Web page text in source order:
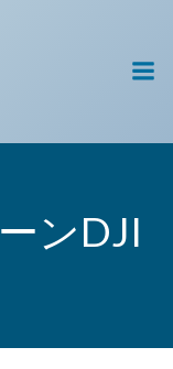
ンDJI